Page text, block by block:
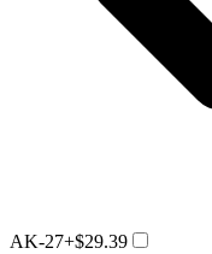
AK-27+$29.39